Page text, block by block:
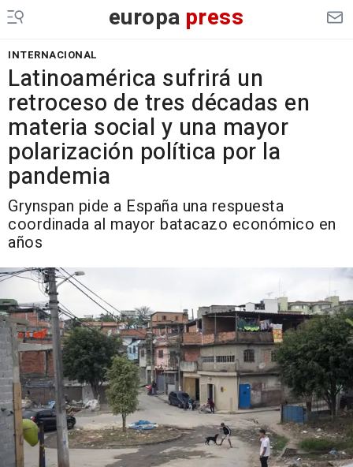
europa press
INTERNACIONAL
Latinoamérica sufrirá un
retroceso de tres décadas en
materia social y una mayor
polarización política por la
pandemia
Grynspan pide a España una respuesta
coordinada al mayor batacazo económico en
años